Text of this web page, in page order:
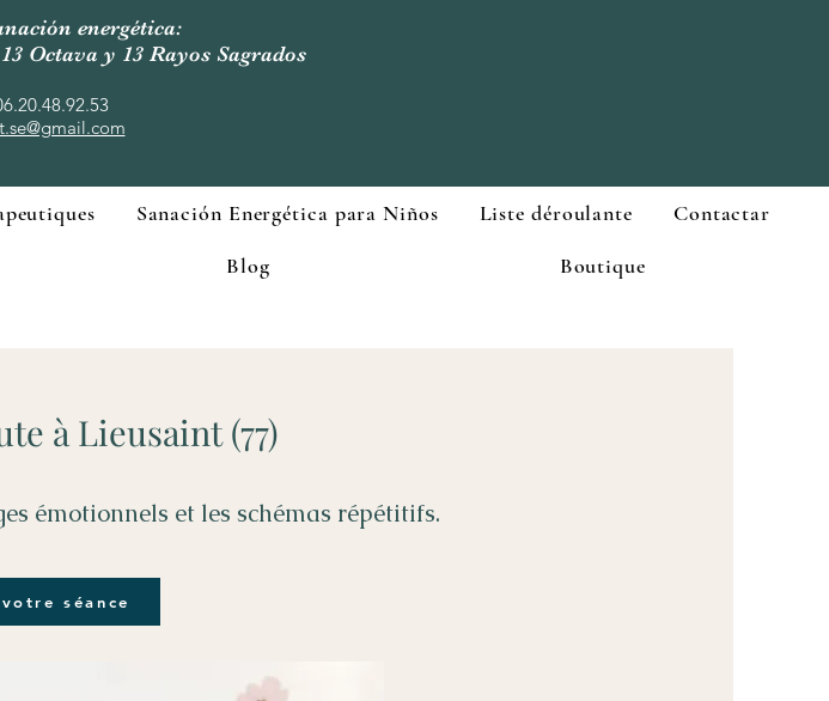
energética:
Octava y 13 Rayos Sagrados
Sanación Energética para Niños Liste déroulante
Contactar
Blog Boutique
à Lieusaint (77)
émotionnels et les schémas répétitifs.
séance